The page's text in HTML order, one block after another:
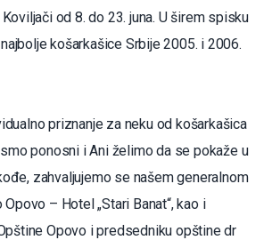
od 8. do 23. juna. U širem spisku
košarkašice Srbije 2005. i 2006.
priznanje za neku od košarkašica
ponosni i Ani želimo da se pokaže u
zahvaljujemo se našem generalnom
– Hotel „Stari Banat“, kao i
Opovo i predsedniku opštine dr